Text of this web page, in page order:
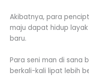
Akibatnya, para
maju dapat hidup
baru.
Para seni man di sana
berkali-kali lipat lebih